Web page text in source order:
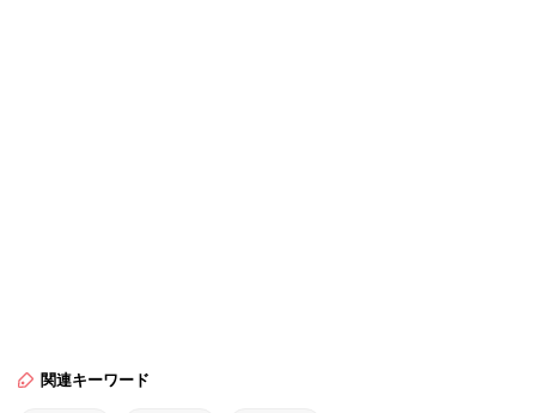
関連キーワード